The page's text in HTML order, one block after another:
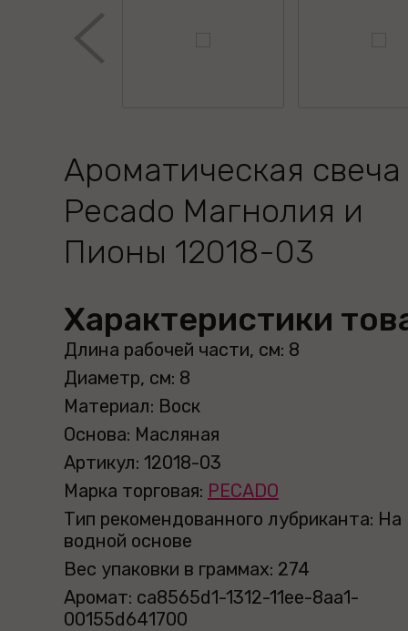
Ароматическая свеча
Рecado Магнолия и
Пионы 12018-03
Характеристики
Длина рабочей части, см: 8
Диаметр, см: 8
Материал: Воск
Основа: Масляная
Артикул: 12018-03
Марка торговая: PECADO
Тип рекомендованного лубриканта: На
водной основе
Вес упаковки в граммах: 274
Аромат: ca8565d1-1312-11ee-8aa1-
00155d641700